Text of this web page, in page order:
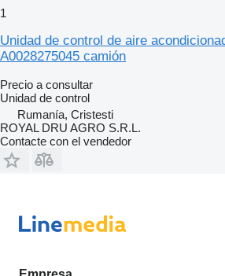
1
Unidad de control de aire
A0028275045 camión
Precio a consultar
Unidad de control
Rumanía, Cristesti
ROYAL DRU AGRO S.R.L.
Contacte con el vendedor